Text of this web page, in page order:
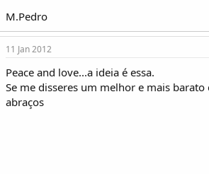
M.Pedro
11 Jan 2012
Peace and love...a ideia é essa.
Se me disseres um melhor e mais
abraços